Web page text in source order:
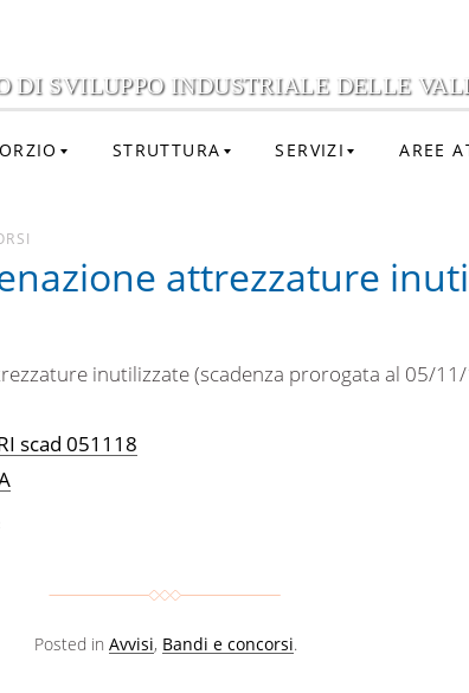
DI SVILUPPO INDUSTRIALE DELLE
STRUTTURA SERVIZI AREE
attrezzature
inutilizzate (scadenza prorogata al 05/
scad 051118
Posted in Avvisi, Bandi e concorsi.